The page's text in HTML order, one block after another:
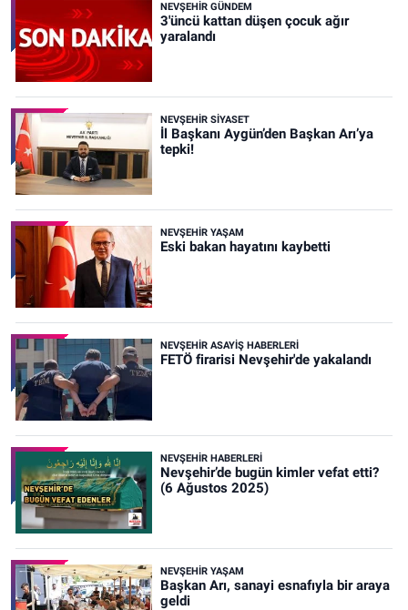
NEVŞEHIR GÜNDEM
3'üncü kattan düşen çocuk ağır
yaralandı
NEVŞEHIR SIYASET
İl Başkanı Aygün’den Başkan Arı’ya
tepki!
NEVŞEHIR YAŞAM
Eski bakan hayatını kaybetti
NEVŞEHIR ASAYIŞ HABERLERI
FETÖ firarisi Nevşehir'de yakalandı
NEVŞEHIR HABERLERI
Nevşehir’de bugün kimler vefat etti?
(6 Ağustos 2025)
NEVŞEHIR YAŞAM
Başkan Arı, sanayi esnafıyla bir araya
geldi